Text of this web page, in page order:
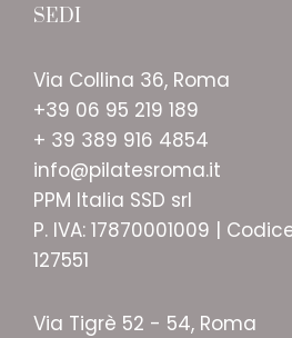
SEDI
Via Collina 36, Roma
+39 06 95 219 189
+ 39 389 916 4854
info@pilatesroma.it
PPM Italia SSD srl
P. IVA: 17870001009 |
127551
Via Tigrè 52 - 54, Roma